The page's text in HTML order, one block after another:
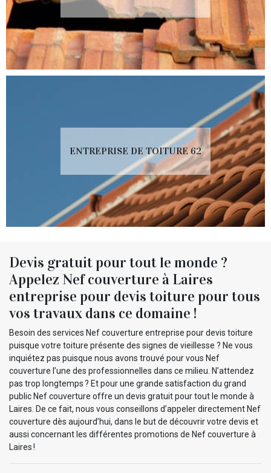
ENTREPRISE DE TOITURE 62
Devis gratuit pour tout le monde ?
Appelez Nef couverture à Laires
entreprise pour devis toiture pour tous
vos travaux dans ce domaine !
Besoin des services Nef couverture entreprise pour devis toiture
puisque votre toiture présente des signes de vieillesse ? Ne vous
inquiétez pas puisque nous avons trouvé pour vous Nef
couverture l’une des professionnelles dans ce milieu. N’attendez
pas trop longtemps ? Et pour une grande satisfaction du grand
public Nef couverture offre un devis gratuit pour tout le monde à
Laires. De ce fait, nous vous conseillons d’appeler directement Nef
couverture dès aujourd’hui, dans le but de découvrir votre devis et
aussi concernant les différentes promotions de Nef couverture à
Laires !